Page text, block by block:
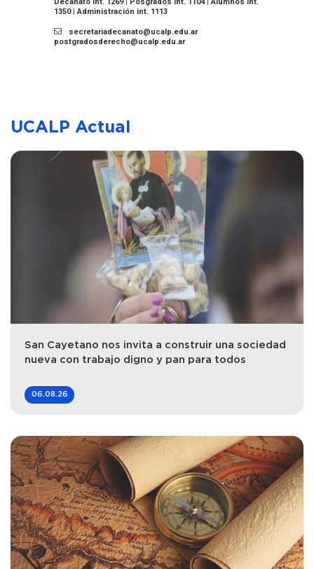
1350 | Administración int. 1113
secretariadecanato@ucalp.edu.ar
postgradosderecho@ucalp.edu.ar
UCALP Actual
San Cayetano nos invita a construir una sociedad
nueva con trabajo digno y pan para todos
06.08.26